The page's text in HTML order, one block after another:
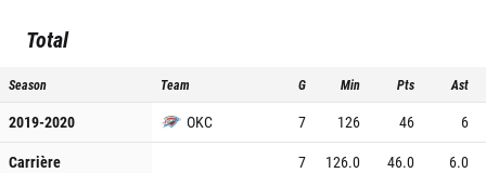
Total
Season Team G Min Pts Ast
2019-2020 OKC 7 126 46
6
Carrière
7 126.0 46.0 6.0